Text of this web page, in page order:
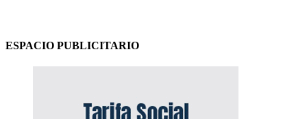
ESPACIO PUBLICITARIO